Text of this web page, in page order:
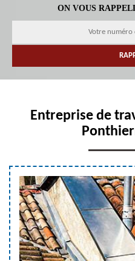
ON VOUS
Entreprise de